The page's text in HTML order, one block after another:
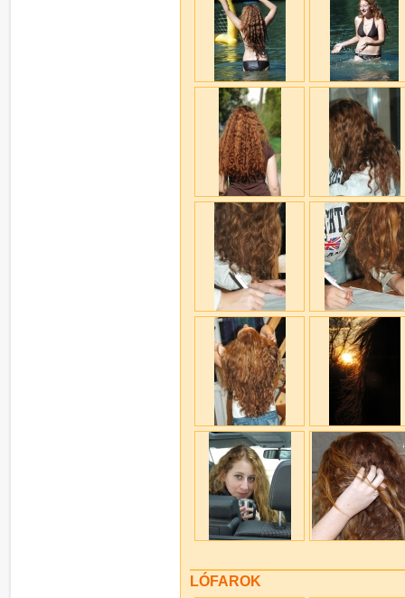
LÓFAROK